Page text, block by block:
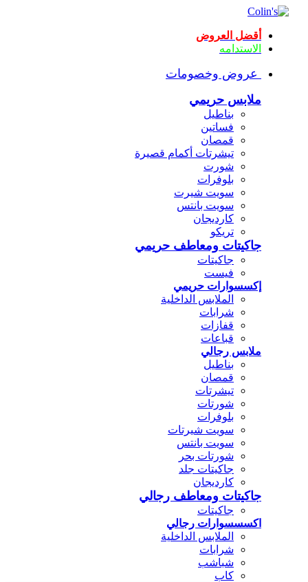
أقضل العروض
الاستدامه
عروض وخصومات
ملابس حريمي
بناطيل
فساتين
قمصان
تيشرتات أكمام قصيرة
شورت
بلوفرات
سويت شيرت
سويت بانتس
كارديجان
تريكو
جاكيتات ومعاطف حريمي
جاكيتات
فيست
إكسسوارات حريمي
الملابس الداخلية
شرابات
قفازات
قباعات
ملابس رجالي
بناطيل
قمصان
تيشرتات
شورتات
بلوفرات
سويت شيرتات
سويت بانتس
شورتات بحر
جاكيتات جلد
كارديجان
جاكيتات ومعاطف رجالي
جاكيتات
اكسسسوارات رجالي
الملابس الداخلية
شرابات
شباشب
كاب